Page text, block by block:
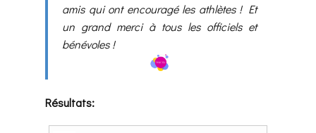
amis qui ont encouragé les athlètes ! Et
un grand merci à tous les officiels et
bénévoles !
Résultats: